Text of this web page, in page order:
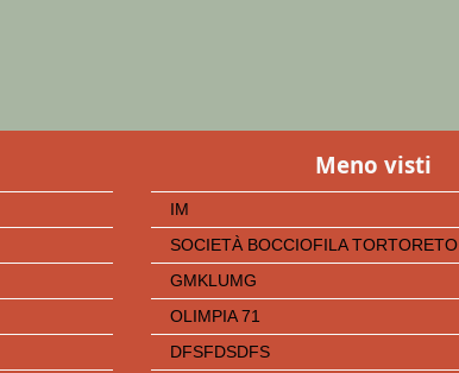
Meno visti
IM
SOCIETÀ BOCCIOFILA TORTORETO
GMKLUMG
OLIMPIA 71
DFSFDSDFS